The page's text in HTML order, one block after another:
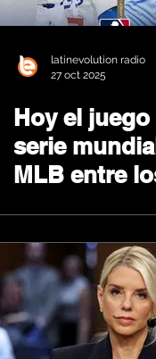
latinevolution radio
27 oct 2025
Hoy el juego
serie
MLB entre